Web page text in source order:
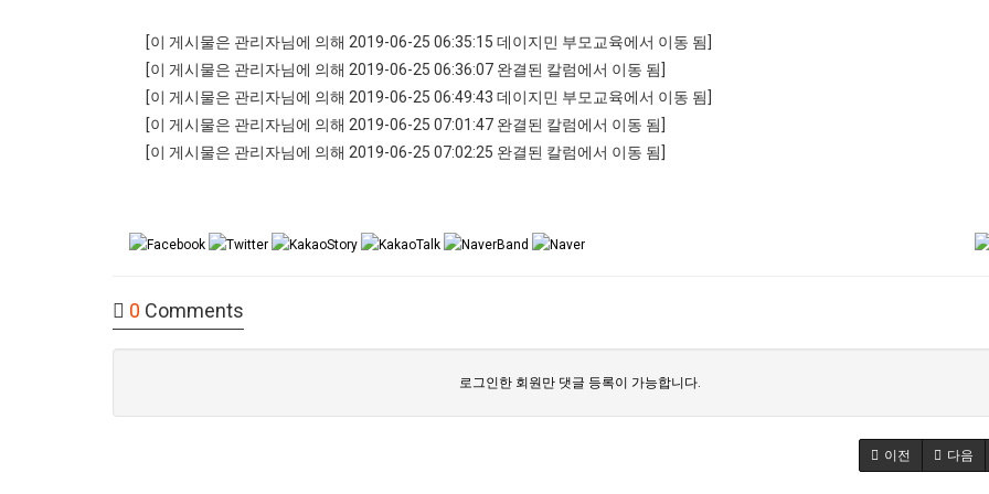
[이 게시물은 관리자님에 의해 2019-06-25 06:35:15 데이지민 부모교육에서 이동 됨]
[이 게시물은 관리자님에 의해 2019-06-25 06:36:07 완결된 칼럼에서 이동 됨]
[이 게시물은 관리자님에 의해 2019-06-25 06:49:43 데이지민 부모교육에서 이동 됨]
[이 게시물은 관리자님에 의해 2019-06-25 07:01:47 완결된 칼럼에서 이동 됨]
[이 게시물은 관리자님에 의해 2019-06-25 07:02:25 완결된 칼럼에서 이동 됨]
0 Comments
로그인한 회원만 댓글 등록이 가능합니다.
이전 다음